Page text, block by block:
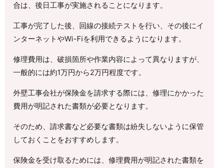
合は、後日工事が実施されることになります。
工事が完了した後、回線の接続テストを行い、その後にイ
ンターネットやWi-Fiを利用できるようになります。
修理費用は、破損箇所や作業内容によって異なりますが、
一般的には約1万円から2万円程度です。
外壁工事会社が保険金を請求する際には、修理にかかった
費用が明記された書類が必要となります。
そのため、請求書など必要な書類は紛失しないように保管
しておくことをおすすめします。
保険金を受け取るためには、修理費用が明記された書類を